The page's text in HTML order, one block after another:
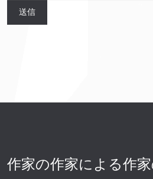
作家の作家による作